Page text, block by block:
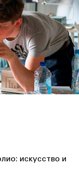
искусство и